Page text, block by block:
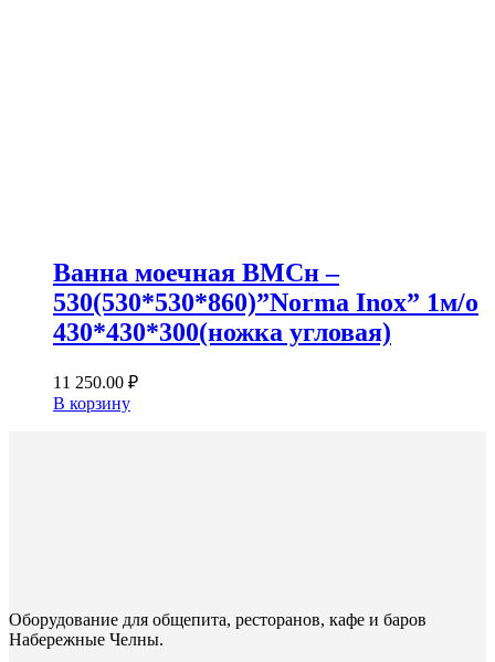
Ванна моечная ВМСн –
530(530*530*860)”Norma Inox” 1м/о
430*430*300(ножка угловая)
11 250.00 ₽
В корзину
Оборудование для общепита, ресторанов, кафе и баров
Набережные Челны.